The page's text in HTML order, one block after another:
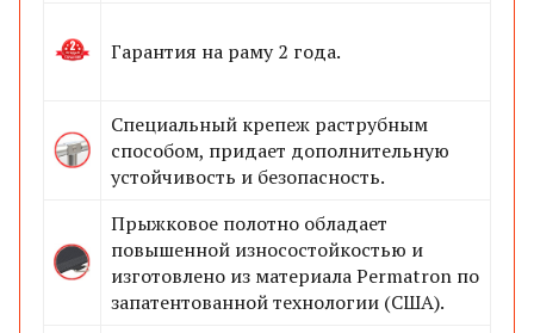
Гарантия на раму2 года.
Специальный крепеж раструбным
способом, придает дополнительную
устойчивость и безопасность.
Прыжковое полотно обладает
повышенной износостойкостью и
изготовлено из материала Permatron по
запатентованной технологии (США).